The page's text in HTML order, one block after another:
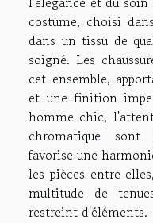
costume, choisi
dans un tissu de
soigné. Les
cet ensemble,
et une finition
homme chic,
chromatique sont
favorise une
les pièces entre
multitude de
restreint d'éléments.